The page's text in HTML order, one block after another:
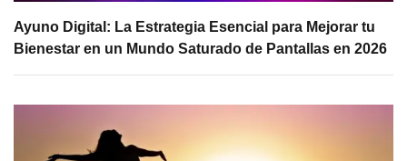
Ayuno Digital: La Estrategia Esencial para Mejorar tu
Bienestar en un Mundo Saturado de Pantallas en 2026